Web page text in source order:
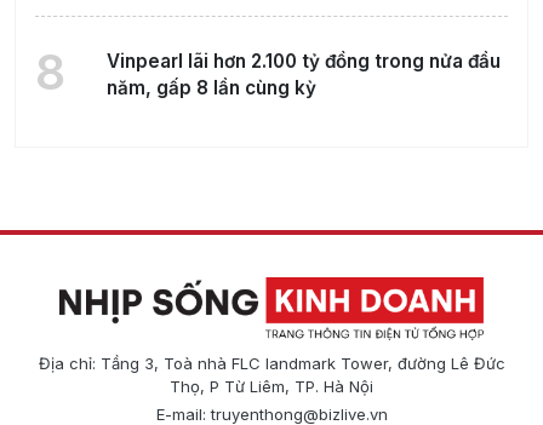
8
Vinpearl lãi hơn 2.100 tỷ đồng trong nửa đầu
năm, gấp 8 lần cùng kỳ
Địa chỉ: Tầng 3, Toà nhà FLC landmark Tower, đường Lê Đức
Thọ, P Từ Liêm, TP. Hà Nội
E-mail:truyenthong@bizlive.vn